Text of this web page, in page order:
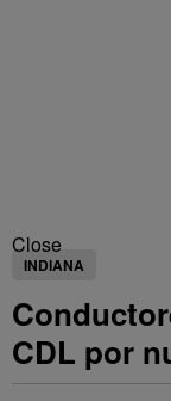
Close
INDIANA
CDL por